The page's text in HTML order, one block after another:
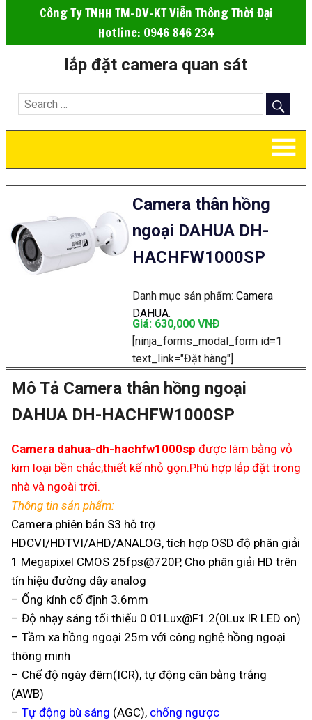
Công Ty TNHH TM-DV-KT Viễn Thông Thời Đại
Hotline: 0946 846 234
lắp đặt camera quan sát
Camera thân hồng
ngoại DAHUA DH-
HACHFW1000SP
Danh mục sản phẩm: Camera
DAHUA.
Giá: 630,000 VNÐ
[ninja_forms_modal_form id=1
text_link="Đặt hàng"]
Mô Tả Camera thân hồng ngoại
DAHUA DH-HACHFW1000SP
Camera dahua-dh-hachfw1000sp được làm bằng vỏ
kim loại bền chắc,thiết kế nhỏ gọn.Phù hợp lắp đặt trong
nhà và ngoài trời.
Thông tin sản phẩm:
Camera phiên bản S3 hỗ trợ
HDCVI/HDTVI/AHD/ANALOG, tích hợp OSD độ phân giải
1 Megapixel CMOS 25fps@720P, Cho phân giải HD trên
tín hiệu đường dây analog
– Ống kính cố định 3.6mm
– Độ nhạy sáng tối thiểu 0.01Lux@F1.2(0Lux IR LED on)
– Tầm xa hồng ngoại 25m với công nghệ hồng ngoại
thông minh
– Chế độ ngày đêm(ICR), tự động cân bằng trắng
(AWB)
– Tự động bù sáng (AGC), chống ngược